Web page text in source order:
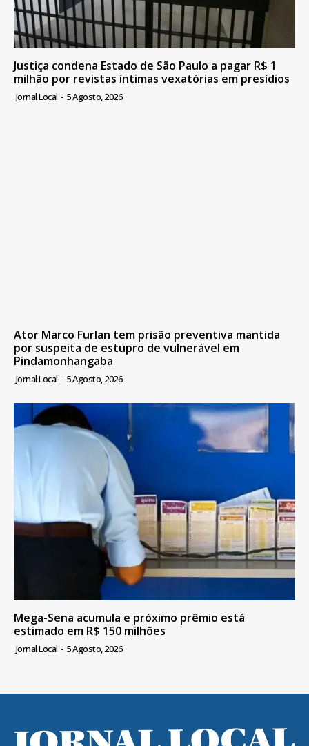
Justiça condena Estado de São Paulo a pagar R$ 1
milhão por revistas íntimas vexatórias em presídios
Jornal Local - 5 Agosto, 2026
Ator Marco Furlan tem prisão preventiva mantida
por suspeita de estupro de vulnerável em
Pindamonhangaba
Jornal Local - 5 Agosto, 2026
Mega-Sena acumula e próximo prêmio está
estimado em R$ 150 milhões
Jornal Local - 5 Agosto, 2026